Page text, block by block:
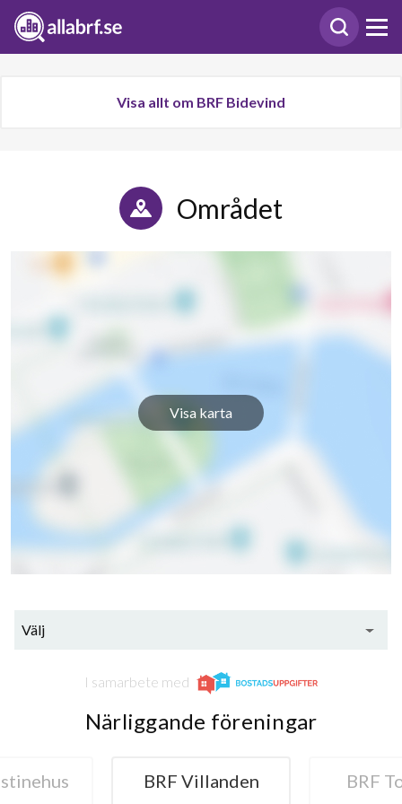
Visa allt om BRF Bidevind
Området
Visa karta
Välj
I samarbete med
Närliggande föreningar
BRF Villanden BRF